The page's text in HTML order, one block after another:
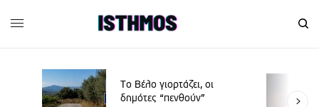
Το Βέλο γιορτάζει, οι
δημότες “πενθούν”